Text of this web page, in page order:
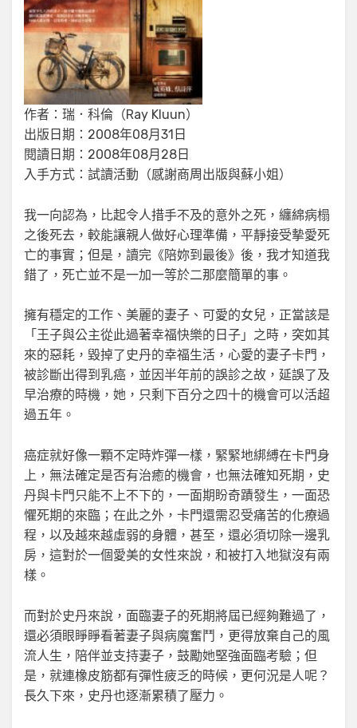
作者：瑞．科倫（Ray Kluun）
出版日期：2008年08月31日
閱讀日期：2008年08月28日
入手方式：試讀活動（感謝商周出版與蘇小姐）
我一向認為，比起令人措手不及的意外之死，纏綿病榻
之後死去，較能讓親人做好心理準備，平靜接受摰愛死
亡的事實；但是，讀完《陪妳到最後》後，我才知道我
錯了，死亡並不是一加一等於二那麼簡單的事。
擁有穩定的工作、美麗的妻子、可愛的女兒，正當該是
「王子與公主從此過著幸福快樂的日子」之時，突如其
來的惡耗，毀掉了史丹的幸福生活，心愛的妻子卡門，
被診斷出得到乳癌，並因半年前的誤診之故，延誤了及
早治療的時機，她，只剩下百分之四十的機會可以活超
過五年。
癌症就好像一顆不定時炸彈一樣，緊緊地綁縛在卡門身
上，無法確定是否有治癒的機會，也無法確知死期，史
丹與卡門只能不上不下的，一面期盼奇蹟發生，一面恐
懼死期的來臨；在此之外，卡門還需忍受痛苦的化療過
程，以及越來越虛弱的身體，甚至，還必須切除一邊乳
房，這對於一個愛美的女性來說，和被打入地獄沒有兩
樣。
而對於史丹來說，面臨妻子的死期將屆已經夠難過了，
還必須眼睜睜看著妻子與病魔奮鬥，更得放棄自己的風
流人生，陪伴並支持妻子，鼓勵她堅強面臨考驗；但
是，就連橡皮筋都有彈性疲乏的時候，更何況是人呢？
長久下來，史丹也逐漸累積了壓力。